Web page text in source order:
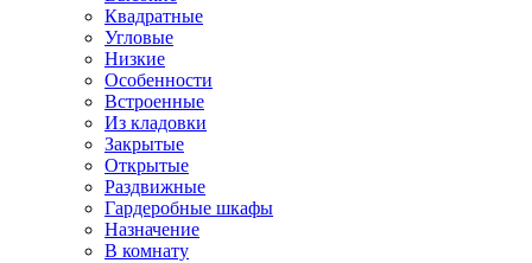
Квадратные
Угловые
Низкие
Особенности
Встроенные
Из кладовки
Закрытые
Открытые
Раздвижные
Гардеробные шкафы
Назначение
В комнату